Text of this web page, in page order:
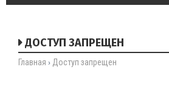
ДОСТУП ЗАПРЕЩЕН
Главная › Доступ запрещен